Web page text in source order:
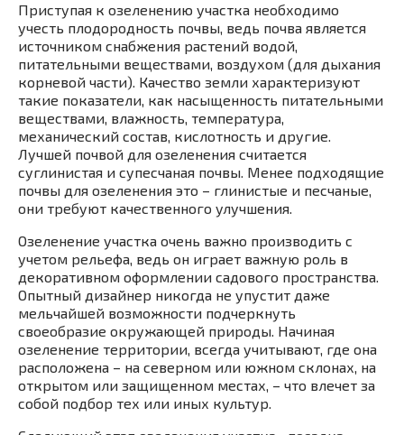
Приступая к озеленению участка необходимо
учесть плодородность почвы, ведь почва является
источником снабжения растений водой,
питательными веществами, воздухом (для дыхания
корневой части). Качество земли характеризуют
такие показатели, как насыщенность питательными
веществами, влажность, температура,
механический состав, кислотность и другие.
Лучшей почвой для озеленения считается
суглинистая и супесчаная почвы. Менее подходящие
почвы для озеленения это – глинистые и песчаные,
они требуют качественного улучшения.
Озеленение участка очень важно производить с
учетом рельефа, ведь он играет важную роль в
декоративном оформлении садового пространства.
Опытный дизайнер никогда не упустит даже
мельчайшей возможности подчеркнуть
своеобразие окружающей природы. Начиная
озеленение территории, всегда учитывают, где она
расположена – на северном или южном склонах, на
открытом или защищенном местах, – что влечет за
собой подбор тех или иных культур.